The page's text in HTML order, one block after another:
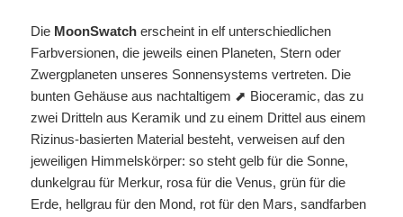
Die MoonSwatch erscheint in elf unterschiedlichen
Farbversionen, die jeweils einen Planeten, Stern oder
Zwergplaneten unseres Sonnensystems vertreten. Die
bunten Gehäuse aus nachtaltigem ⬈ Bioceramic, das zu
zwei Dritteln aus Keramik und zu einem Drittel aus einem
Rizinus-basierten Material besteht, verweisen auf den
jeweiligen Himmelskörper: so steht gelb für die Sonne,
dunkelgrau für Merkur, rosa für die Venus, grün für die
Erde, hellgrau für den Mond, rot für den Mars, sandfarben